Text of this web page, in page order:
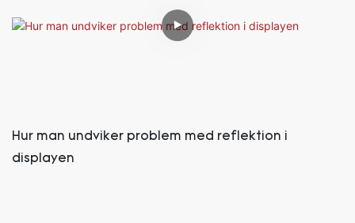
Hur man undviker problem med reflektion i
displayen